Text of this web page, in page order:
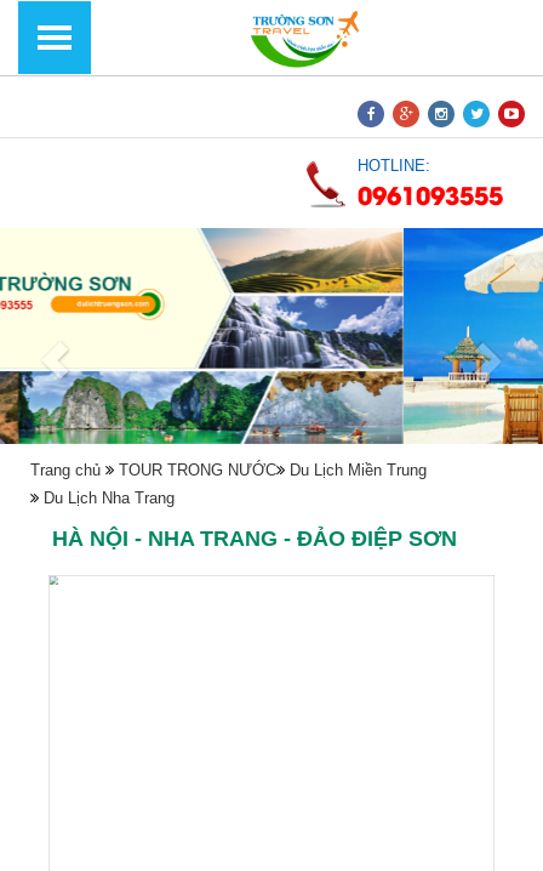
HOTLINE:
0961093555
Trang chủ TOUR TRONG NƯỚC
Du Lịch Miền Trung
Du Lịch Nha Trang
HÀ NỘI - NHA TRANG - ĐẢO ĐIỆP SƠN